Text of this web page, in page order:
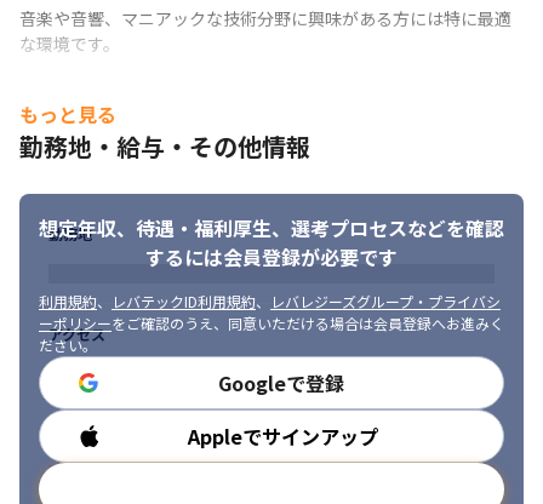
音楽や音響、マニアックな技術分野に興味がある方には特に最適
な環境です。
う方でも活躍できます！
風通しがよく、意見交換もしやすい一方、経験豊富なスタッフも
更なるスキルアップも望めます！
もっと見る
勤務地・給与・その他情報
想定年収、待遇・福利厚生、 選考プロセスなどを確認
するには会員登録が必要です
利用規約、 レバテックID利用規約、
レバレジーズグループ・プライバシ
ーポリシーをご確認のうえ、同意いただける場合は会員登録へお進みく
ださい。
Googleで登録
Appleでサインアップ
勤務地
アクセス
勤務時間